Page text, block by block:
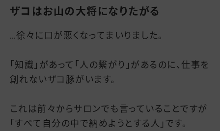
ザコはお山の大将になりたがる
…徐々に口が悪くなってまいりました。
「知識」があって「人の繋がり」があるのに、仕事を
創れないザコ豚がいます。
これは前々からサロンでも言っていることですが
「すべて自分の中で納めようとする人」です。